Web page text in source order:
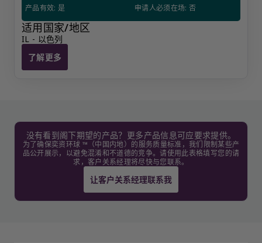
产品有效: 是 申请人必须在场: 否
适用国家/地区
IL - 以色列
了解更多
以色列公司注册
没有看到阁下期望的产品？更多产品信息可应要求提供。
为了确保奕资环球 ™（中国内地）的服务质量标准，我们限制某些产
品公开展示，以避免混淆和不道德的竞争。请使用此表格填写您的请
求，客户关系经理将尽快与您联系。
让客户关系经理联系我